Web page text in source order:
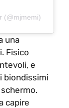
(@mjmemi)
una
Fisico
e
biondissimi
capire